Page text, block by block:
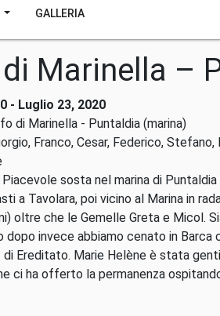
GALLERIA
Marinella –
- Luglio 23, 2020
di Marinella - Puntaldia (marina)
Franco, Cesar, Federico,
Piacevole sosta nel marina di
a Tavolara, poi vicino al Marina in
oltre che le Gemelle Greta e Micol.
dopo invece abbiamo cenato in
Ereditato. Marie Helène è stata
ci ha offerto la permanenza